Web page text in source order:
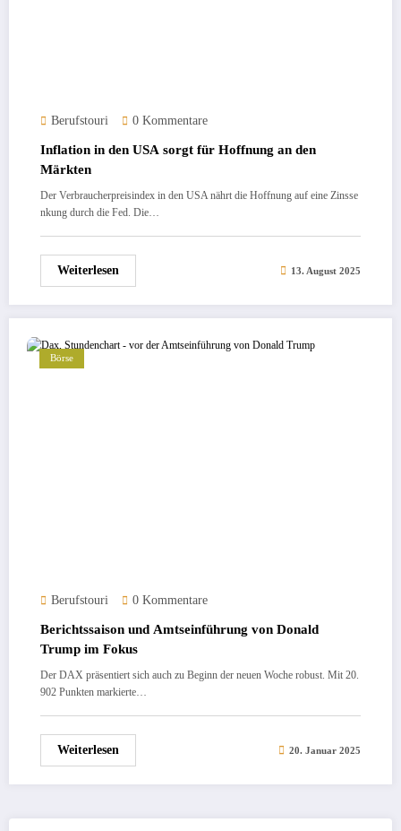
Berufstouri 0 Kommentare
Inflation in den USA sorgt für Hoffnung an den
Märkten
Der Verbraucherpreisindex in den USA nährt die Hoffnung auf eine Zinsse
nkung durch die Fed. Die…
Weiterlesen 13. August 2025
Börse
Berufstouri 0 Kommentare
Berichtssaison und Amtseinführung von Donald
Trump im Fokus
Der DAX präsentiert sich auch zu Beginn der neuen Woche robust. Mit 20.
902 Punkten markierte…
Weiterlesen 20. Januar 2025